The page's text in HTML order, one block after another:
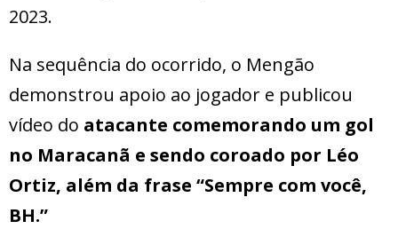
2023.
Na sequência do ocorrido, o Mengão
demonstrou apoio ao jogador e publicou
vídeo do atacante comemorando um gol
no Maracanã e sendo coroado por Léo
Ortiz, além da frase “Sempre com você,
BH.”